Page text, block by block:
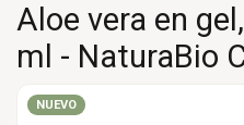
Aloe vera en
ml - NaturaBio
NUEVO